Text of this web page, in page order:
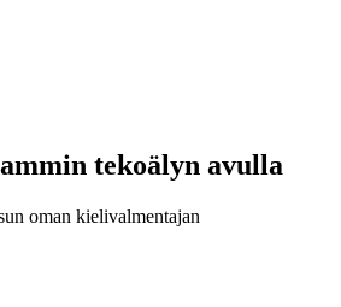
tekoälyn avulla
oman kielivalmentajan